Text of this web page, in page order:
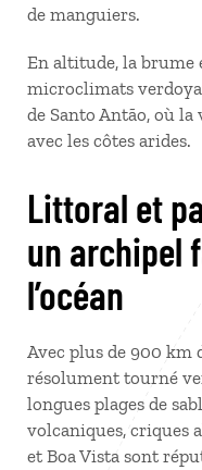
de manguiers.
En altitude, la brume
microclimats
de Santo Antão, où
avec les côtes arides.
Littoral et paysages marins :
un archipel
l’océan
Avec plus de 900 km
résolument tourné
longues plages de
volcaniques, criques
et Boa Vista sont